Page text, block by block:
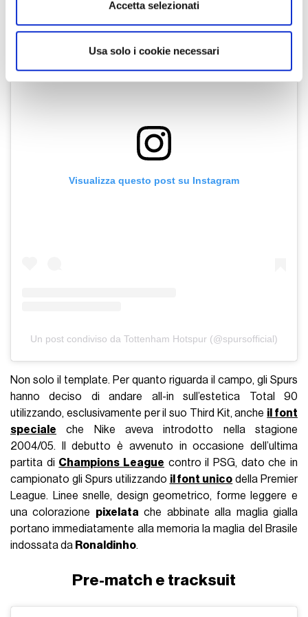
analizzare il nostro traffico. Condividiamo inoltre
informazioni sul modo in cui utilizza il nostro sito con i
nostri partner che si occupano di analisi dei dati web,
pubblicità e social media, i quali potrebbero combinarle
Accetta selezionati
Usa solo i cookie necessari
Visualizza questo post su Instagram
Un post condiviso da Tottenham Hotspur (@spursofficial)
Non solo il template. Per quanto riguarda il campo, gli Spurs
hanno deciso di andare all-in sull’estetica Total 90
utilizzando, esclusivamente per il suo Third Kit, anche il font
speciale che Nike aveva introdotto nella stagione
2004/05. Il debutto è avvenuto in occasione dell’ultima
partita di Champions League contro il PSG, dato che in
campionato gli Spurs utilizzando il font unico della Premier
League. Linee snelle, design geometrico, forme leggere e
una colorazione pixelata che abbinate alla maglia gialla
portano immediatamente alla memoria la maglia del Brasile
indossata da Ronaldinho.
Pre-match e tracksuit